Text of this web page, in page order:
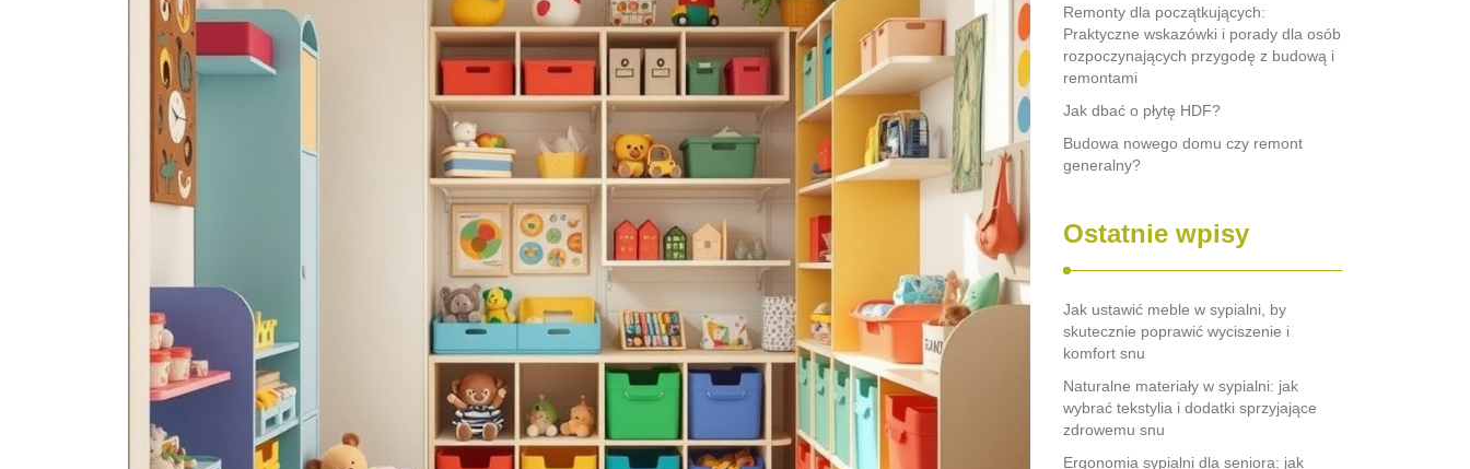
Remonty dla początkujących:
Praktyczne wskazówki i porady dla osób
rozpoczynających przygodę z budową i
remontami
Jak dbać o płytę HDF?
Budowa nowego domu czy remont
generalny?
Ostatnie wpisy
Jak ustawić meble w sypialni, by
skutecznie poprawić wyciszenie i
komfort snu
Naturalne materiały w sypialni: jak
wybrać tekstylia i dodatki sprzyjające
zdrowemu snu
Ergonomia sypialni dla seniora: jak